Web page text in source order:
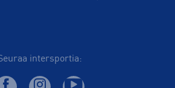
intersportia: